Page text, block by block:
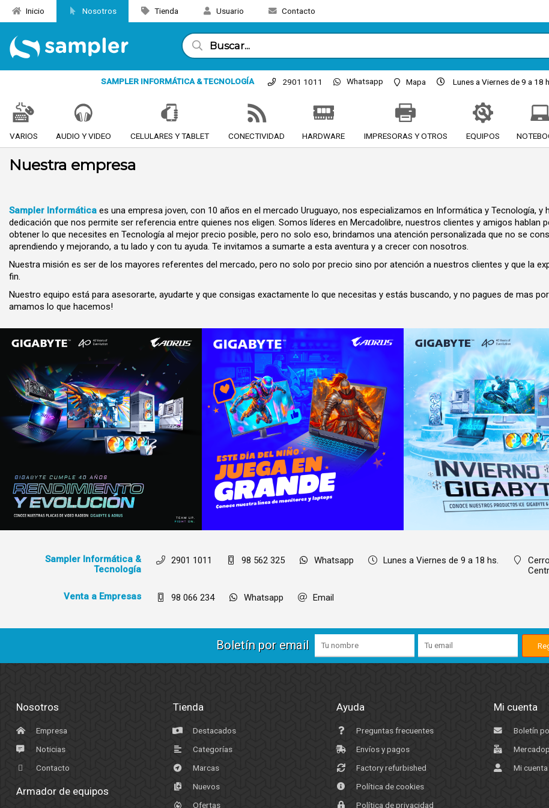
Inicio Nosotros Tienda Usuario Contacto
SAMPLER INFORMÁTICA & TECNOLOGÍA 2901 1011 Whatsapp Mapa Lunes a Viernes de 9 a 18
VARIOS AUDIO Y VIDEO CELULARES Y TABLET CONECTIVIDAD HARDWARE IMPRESORAS Y OTROS EQUIPOS
Nuestra empresa
Sampler Informática es una empresa joven, con 10 años en el mercado Uruguayo, nos especializamos en Informática y Tecnología,
dedicación que nos permite ser referencia entre quienes nos eligen. Somos líderes en Mercadolibre, nuestros clientes y amigos
obtener lo que necesites en Tecnología al mejor precio posible, pero no solo eso, brindamos una atención personalizada que no se
aprendiendo y mejorando, a tu lado y con tu ayuda. Te invitamos a sumarte a esta aventura y a crecer con nosotros.
Nuestra misión es ser de los mayores referentes del mercado, pero no solo por precio sino por atención a nuestros clientes y que la
fin.
Nuestro equipo está para asesorarte, ayudarte y que consigas exactamente lo que necesitas y estás buscando, y no pagues de mas
amamos lo que hacemos!
Sampler Informática &
Tecnología
2901 1011 98 562 325 Whatsapp Lunes a Viernes de 9 a 18 hs.
Venta a Empresas 98 066 234 Whatsapp Email
Boletín por email
Nosotros
Empresa
Noticias
Contacto
Armador de equipos
Tienda
Destacados
Categorías
Marcas
Nuevos
Ofertas
Ayuda
Preguntas frecuentes
Envíos y pagos
Factory refurbished
Política de cookies
Política de privacidad
Mi cuenta
Boletín
Mi cuenta